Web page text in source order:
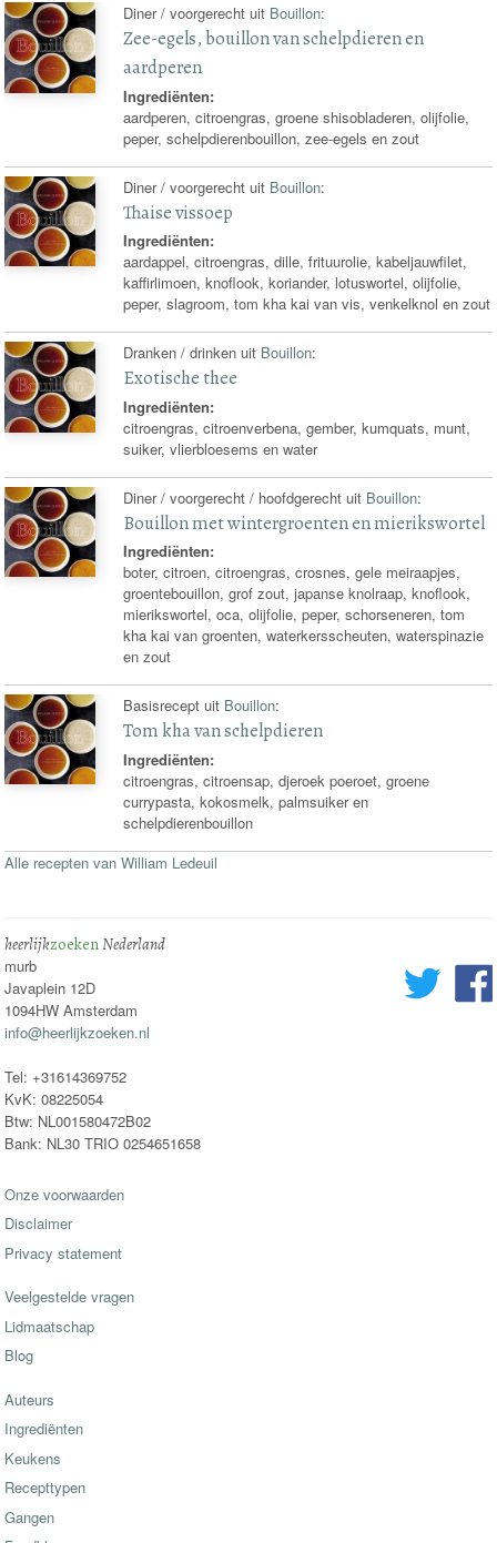
Diner / voorgerecht uit Bouillon:
Zee-egels, bouillon van schelpdieren en
aardperen
Ingrediënten:
aardperen, citroengras, groene shisobladeren, olijfolie,
peper, schelpdierenbouillon, zee-egels en zout
Diner / voorgerecht uit Bouillon:
Thaise vissoep
Ingrediënten:
aardappel, citroengras, dille, frituurolie, kabeljauwfilet,
kaffirlimoen, knoflook, koriander, lotuswortel, olijfolie,
peper, slagroom, tom kha kai van vis, venkelknol en zout
Dranken / drinken uit Bouillon:
Exotische thee
Ingrediënten:
citroengras, citroenverbena, gember, kumquats, munt,
suiker, vlierbloesems en water
Diner / voorgerecht / hoofdgerecht uit Bouillon:
Bouillon met wintergroenten en mierikswortel
Ingrediënten:
boter, citroen, citroengras, crosnes, gele meiraapjes,
groentebouillon, grof zout, japanse knolraap, knoflook,
mierikswortel, oca, olijfolie, peper, schorseneren, tom
kha kai van groenten, waterkersscheuten, waterspinazie
en zout
Basisrecept uit Bouillon:
Tom kha van schelpdieren
Ingrediënten:
citroengras, citroensap, djeroek poeroet, groene
currypasta, kokosmelk, palmsuiker en
schelpdierenbouillon
Alle recepten van William Ledeuil
heerlijkzoekenNederland
murb
Javaplein 12D
1094HW Amsterdam
info@heerlijkzoeken.nl
Tel: +31614369752
KvK: 08225054
Btw: NL001580472B02
Bank: NL30 TRIO 0254651658
Onze voorwaarden
Disclaimer
Privacy statement
Veelgestelde vragen
Lidmaatschap
Blog
Auteurs
Ingrediënten
Keukens
Recepttypen
Gangen